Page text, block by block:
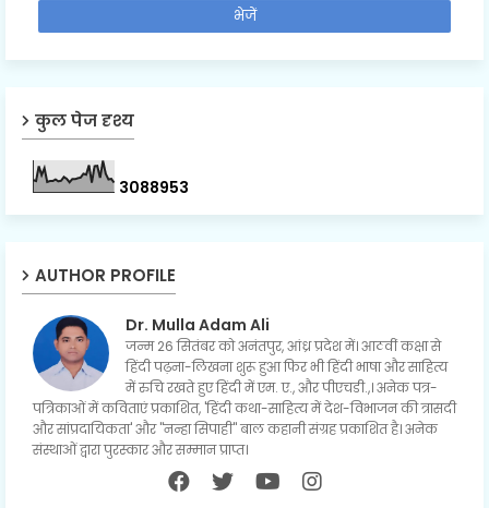
कुल पेज दृश्य
3088953
AUTHOR PROFILE
Dr. Mulla Adam Ali
जन्म 26 सितंबर को अनंतपुर, आंध्र प्रदेश में। आठवीं कक्षा से
हिंदी पढ़ना-लिखना शुरू हुआ फिर भी हिंदी भाषा और साहित्य
में रुचि रखते हुए हिंदी में एम. ए., और पीएचडी.,। अनेक पत्र-
पत्रिकाओं में कविताएं प्रकाशित, 'हिंदी कथा-साहित्य में देश-विभाजन की त्रासदी
और सांप्रदायिकता' और "नन्हा सिपाही" बाल कहानी संग्रह प्रकाशित है। अनेक
संस्थाओं द्वारा पुरस्कार और सम्मान प्राप्त।